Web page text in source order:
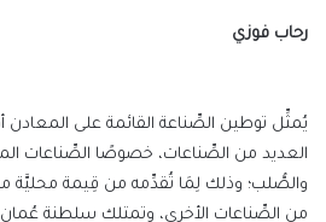
رحاب فوزي
يُمثِّل توطين الصِّناعة القائمة على المعادن
العديد من الصِّناعات، خصوصًا الصِّناعات
والصُّلب؛ وذلك لِمَا تُقدِّمه من قِيمة محليَّة
من الصِّناعات الأخرى، وتمتلك سلطنة